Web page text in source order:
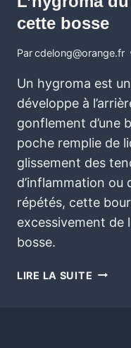
cette bosse
Parcdelong@orange.fr
Un hygroma est
développe à
gonflement d’une
poche remplie de
glissement des
d’inflammation ou
répétés, cette
excessivement de
bosse.
LIRE LA SUITE